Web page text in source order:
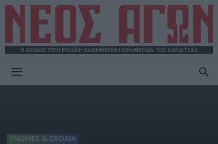
Η ΑΡΧΑΙΟΤΕΡΗ ΠΡΩΪΝΗ ΚΑΘΗΜΕΡΙΝΗ ΕΦΗΜΕΡΙΔΑ ΤΗΣ ΚΑΡΔΙΤΣΑΣ
ΓΝΩΜΕΣ & ΣΧΟΛΙΑ